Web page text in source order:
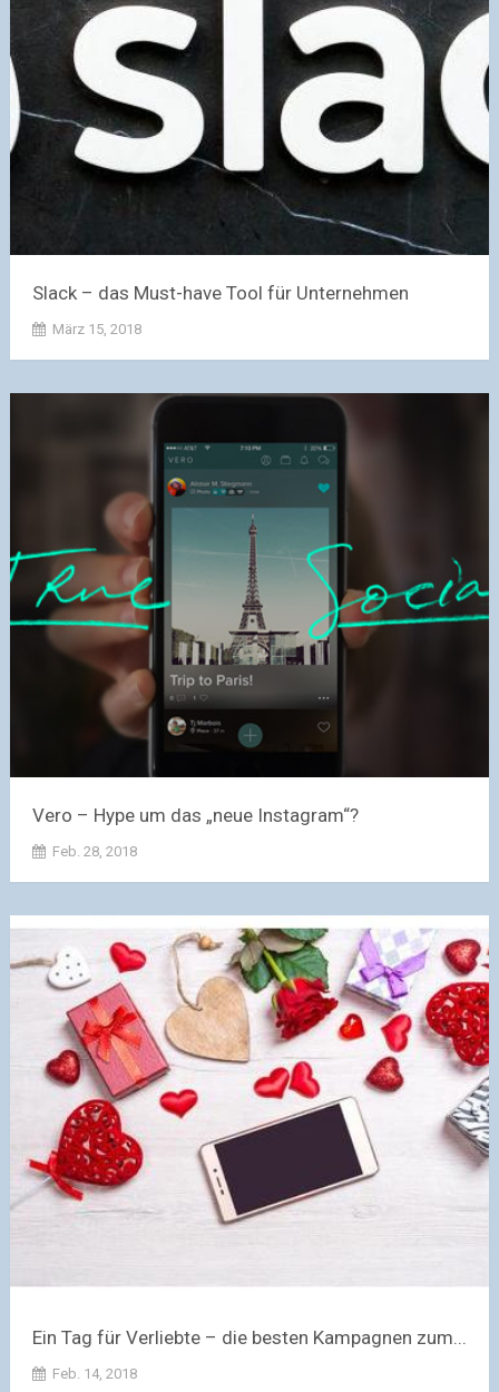
Slack – das Must-have Tool für Unternehmen
März 15, 2018
Vero – Hype um das „neue Instagram“?
Feb. 28, 2018
Ein Tag für Verliebte – die besten Kampagnen zum...
Feb. 14, 2018